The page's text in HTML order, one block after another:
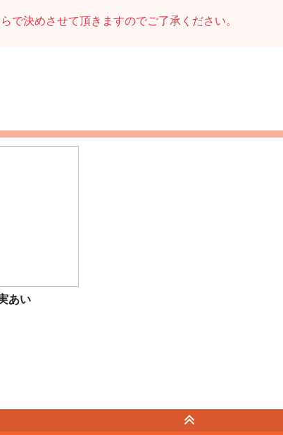
で決めさせて頂きますのでご了承ください。
あい